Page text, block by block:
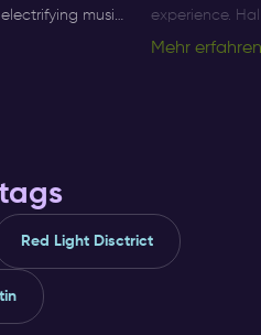
music
in the
experience.
longer a small
Mehr erfahren
Red Light Disctrict